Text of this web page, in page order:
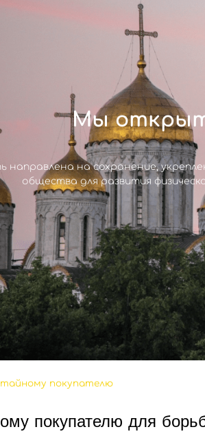
Мы
направлена на сохранение,
общества для развития
покупателю
покупателю для